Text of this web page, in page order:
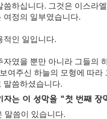
하십니다. 그것은 이스라
여정의 일부였습니다.
적인 일입니다.
였을 뿐만 아니라 그들의
여주신 하늘의 모형에 따라
말씀하셨습니다.
자는 이 성막을 “첫 번째 장
말씀이 있습니다.